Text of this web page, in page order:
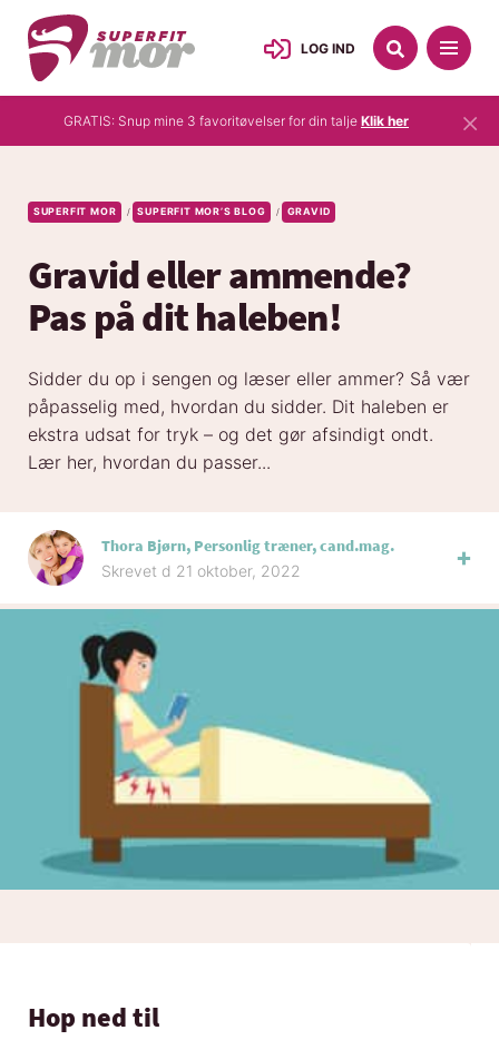
LOG IND
GRATIS: Snup mine 3 favoritøvelser for din talje Klik her ×
SUPERFIT MOR / SUPERFIT MOR’S BLOG / GRAVID
Gravid eller ammende?
Pas på dit haleben!
Sidder du op i sengen og læser eller ammer? Så vær
påpasselig med, hvordan du sidder. Dit haleben er
ekstra udsat for tryk – og det gør afsindigt ondt.
Lær her, hvordan du passer...
Thora Bjørn, Personlig træner, cand.mag.
Skrevet d 21 oktober, 2022
Hop ned til